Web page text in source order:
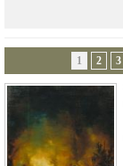
1 2 3